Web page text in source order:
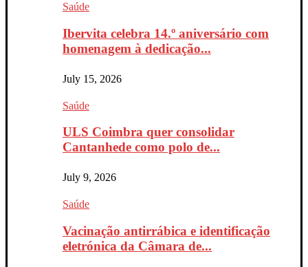
Saúde
Ibervita celebra 14.º aniversário com
homenagem à dedicação...
July 15, 2026
Saúde
ULS Coimbra quer consolidar
Cantanhede como polo de...
July 9, 2026
Saúde
Vacinação antirrábica e identificação
eletrónica da Câmara de...